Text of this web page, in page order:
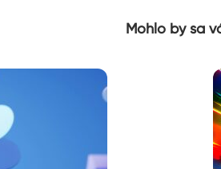
Mohlo by sa